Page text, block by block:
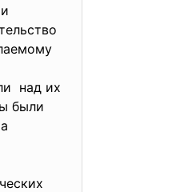
над их
были